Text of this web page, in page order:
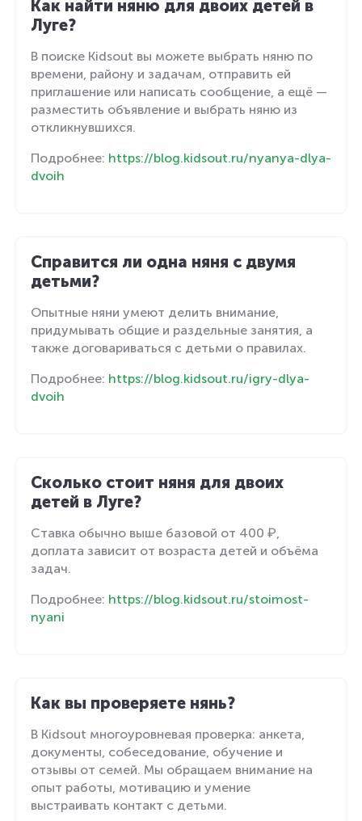
Как найти няню для двоих детей в
Луге?
В поиске Kidsout вы можете выбрать няню по
времени, району и задачам, отправить ей
приглашение или написать сообщение, а ещё —
разместить объявление и выбрать няню из
откликнувшихся.
Подробнее: https://blog.kidsout.ru/nyanya-dlya-
dvoih
Справится ли одна няня с двумя
детьми?
Опытные няни умеют делить внимание,
придумывать общие и раздельные занятия, а
также договариваться с детьми о правилах.
Подробнее: https://blog.kidsout.ru/igry-dlya-
dvoih
Сколько стоит няня для двоих
детей в Луге?
Ставка обычно выше базовой от 400 ₽,
доплата зависит от возраста детей и объёма
задач.
Подробнее: https://blog.kidsout.ru/stoimost-
nyani
Как вы проверяете нянь?
В Kidsout многоуровневая проверка: анкета,
документы, собеседование, обучение и
отзывы от семей. Мы обращаем внимание на
опыт работы, мотивацию и умение
выстраивать контакт с детьми.